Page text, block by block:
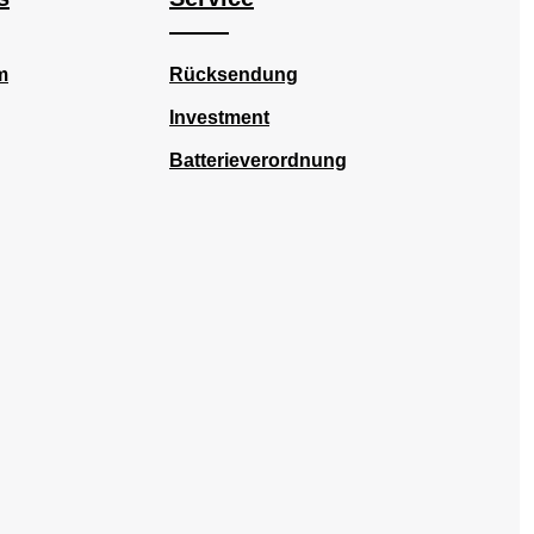
Rücksendung
Investment
Batterieverordnung